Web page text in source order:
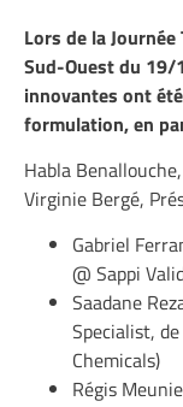
Lors de la
Sud-Ouest du
innovantes ont
formulation, en
Habla
Virginie Bergé,
Gabriel
@ Sappi
Saadane
Specialist,
Chemicals)
Régis